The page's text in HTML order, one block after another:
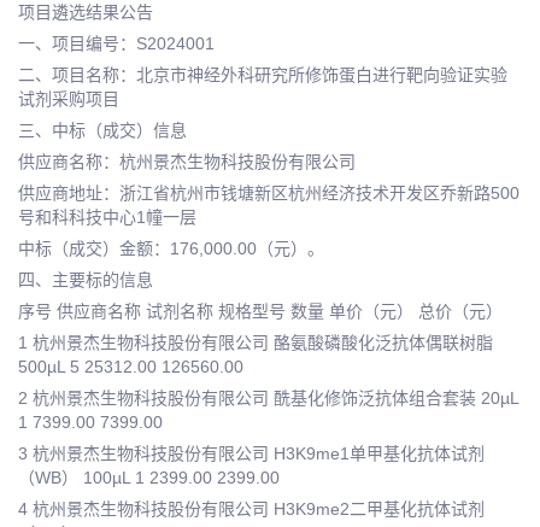
项目遴选结果公告
一、项目编号：S2024001
二、项目名称：北京市神经外科研究所修饰蛋白进行靶向验证实验
试剂采购项目
三、中标（成交）信息
供应商名称：杭州景杰生物科技股份有限公司
供应商地址：浙江省杭州市钱塘新区杭州经济技术开发区乔新路500
号和科科技中心1幢一层
中标（成交）金额：176,000.00（元）。
四、主要标的信息
序号 供应商名称 试剂名称 规格型号 数量 单价（元） 总价（元）
1 杭州景杰生物科技股份有限公司 酪氨酸磷酸化泛抗体偶联树脂
500µL 5 25312.00 126560.00
2 杭州景杰生物科技股份有限公司 酰基化修饰泛抗体组合套装 20µL
1 7399.00 7399.00
3 杭州景杰生物科技股份有限公司 H3K9me1单甲基化抗体试剂
（WB） 100µL 1 2399.00 2399.00
4 杭州景杰生物科技股份有限公司 H3K9me2二甲基化抗体试剂